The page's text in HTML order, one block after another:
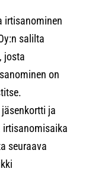
irtisanominen
salilta
josta
on
ja
irtisanomisaika
seuraava